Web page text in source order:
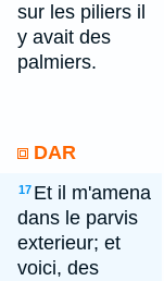
sur les piliers il
y avait des
palmiers.
DAR
17 Et il m'amena
dans le parvis
exterieur; et
voici, des